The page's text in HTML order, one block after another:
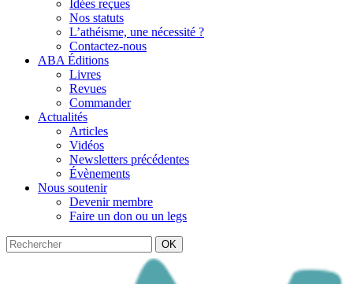
Idées reçues
Nos statuts
L’athéisme, une nécessité ?
Contactez-nous
ABA Éditions
Livres
Revues
Commander
Actualités
Articles
Vidéos
Newsletters précédentes
Évènements
Nous soutenir
Devenir membre
Faire un don ou un legs
OK